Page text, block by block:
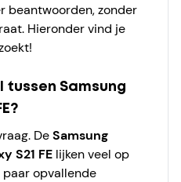
beantwoorden, zonder
Hieronder vind je
tussen Samsung
DeSamsung
S21 FE lijken veel op
paar opvallende